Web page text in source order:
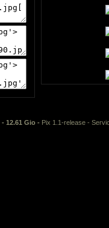
12.61 Gio - Pix 1.1-release -